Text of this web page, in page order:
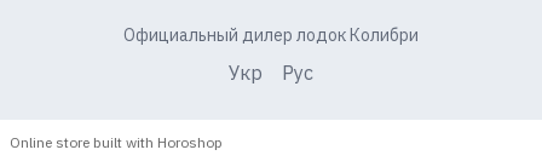
Официальный дилер лодок Колибри
Укр Рус
Online store built with Horoshop